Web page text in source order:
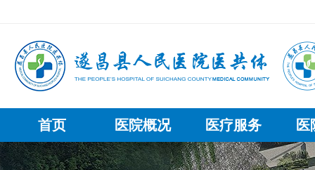
首页 医院概况 医疗服务 医